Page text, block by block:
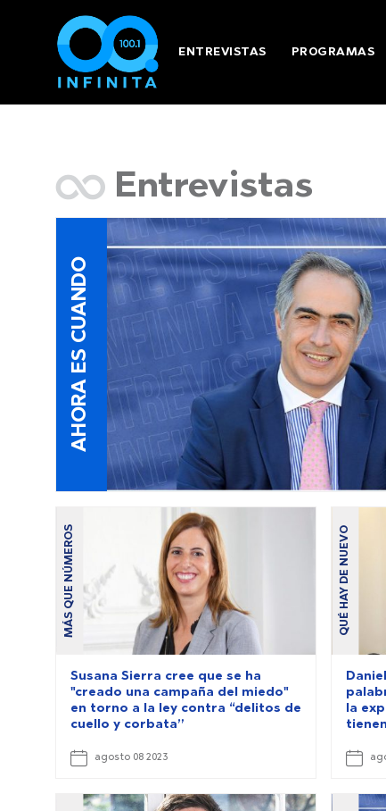
ENTREVISTAS PROGRAMAS
Entrevistas
AHORA ES CUANDO
MÁS QUE NÚMEROS
Susana Sierra cree que se ha
"creado una campaña del miedo"
en torno a la ley contra “delitos de
cuello y corbata”
agosto 08 2023
QUÉ HAY DE NUEVO
la